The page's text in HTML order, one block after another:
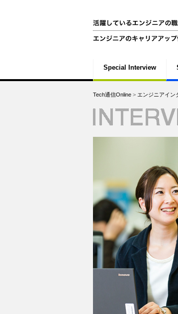
Special Interview
Tech通信Online > エンジニアイン